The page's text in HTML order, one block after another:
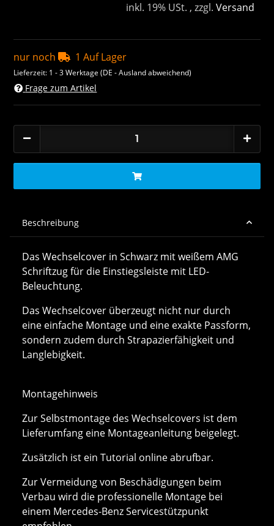
inkl. 19% USt. , zzgl. Versand
nur noch 1 Auf Lager
Lieferzeit: 1 - 3 Werktage(DE - Ausland abweichend)
Frage zum Artikel
Beschreibung
Das Wechselcover in Schwarz mit weißem AMG
Schriftzug für die Einstiegsleiste mit LED-
Beleuchtung.
Das Wechselcover überzeugt nicht nur durch
eine einfache Montage und eine exakte Passform,
sondern zudem durch Strapazierfähigkeit und
Langlebigkeit.
Montagehinweis
Zur Selbstmontage des Wechselcovers ist dem
Lieferumfang eine Montageanleitung beigelegt.
Zusätzlich ist ein Tutorial online abrufbar.
Zur Vermeidung von Beschädigungen beim
Verbau wird die professionelle Montage bei
einem Mercedes-Benz Servicestützpunkt